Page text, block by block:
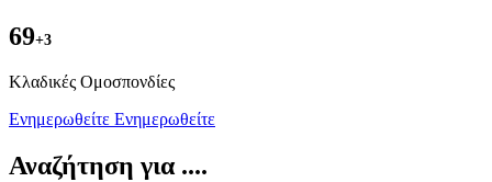
69+3
Kλαδικές Ομοσπονδίες
Ενημερωθείτε Ενημερωθείτε
Αναζήτηση για ....